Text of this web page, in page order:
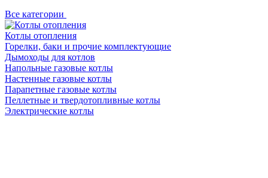
Все категории
Котлы отопления
Горелки, баки и прочие комплектующие
Дымоходы для котлов
Напольные газовые котлы
Настенные газовые котлы
Парапетные газовые котлы
Пеллетные и твердотопливные котлы
Электрические котлы